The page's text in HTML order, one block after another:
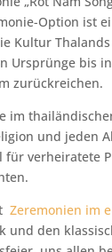
Option ist
Kultur
Ursprünge bis
zurückreichen.
im
und jeden
für verheiratete
Zeremonien im
und den